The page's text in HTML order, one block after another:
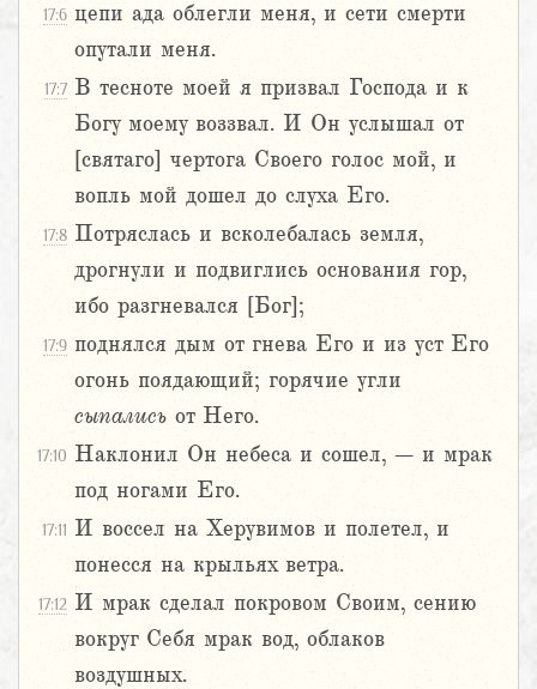
17:6 цепи ада облегли меня, и сети смерти
опутали меня.
17:7 В тесноте моей я призвал Господа и к
Богу моему воззвал. И Он услышал от
[святаго] чертога Своего голос мой, и
вопль мой дошел до слуха Его.
17:8 Потряслась и всколебалась земля,
дрогнули и подвиглись основания гор,
ибо разгневался [Бог];
17:9 поднялся дым от гнева Его и из уст Его
огонь поядающий; горячие угли
сыпались от Него.
17:10 Наклонил Он небеса и сошел, – и мрак
под ногами Его.
17:11 И воссел на Херувимов и полетел, и
понесся на крыльях ветра.
17:12 И мрак сделал покровом Своим, сению
вокруг Себя мрак вод, облаков
воздушных.